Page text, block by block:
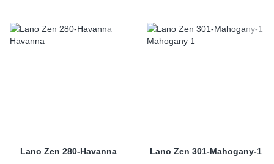
Lano Zen 280-Havanna Lano Zen 301-Mahogany-1